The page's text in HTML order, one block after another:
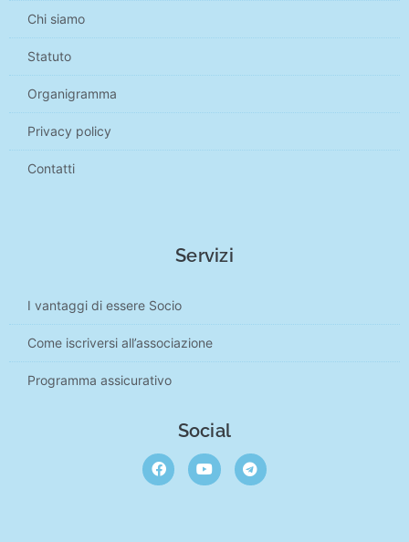
Chi siamo
Statuto
Organigramma
Privacy policy
Contatti
Servizi
I vantaggi di essere Socio
Come iscriversi all’associazione
Programma assicurativo
Social